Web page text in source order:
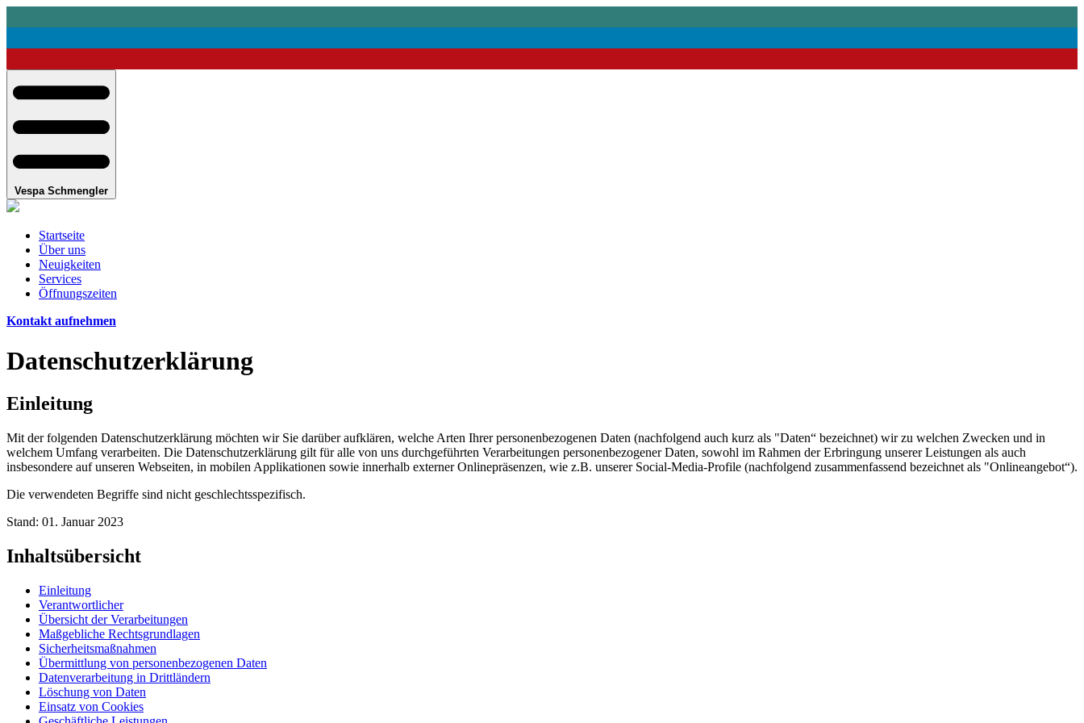
Vespa Schmengler
Startseite
Über uns
Neuigkeiten
Services
Öffnungszeiten
Kontakt aufnehmen
Datenschutzerklärung
Einleitung
Mit der folgenden Datenschutzerklärung möchten wir Sie darüber aufklären, welche Arten Ihrer personenbezogenen Daten (nachfolgend auch kurz als "Daten“ bezeichnet) wir zu welchen Zwecken und in
welchem Umfang verarbeiten. Die Datenschutzerklärung gilt für alle von uns durchgeführten Verarbeitungen personenbezogener Daten, sowohl im Rahmen der Erbringung unserer Leistungen als auch
insbesondere auf unseren Webseiten, in mobilen Applikationen sowie innerhalb externer Onlinepräsenzen, wie z.B. unserer Social-Media-Profile (nachfolgend zusammenfassend bezeichnet als "Onlineangebot“).
Die verwendeten Begriffe sind nicht geschlechtsspezifisch.
Stand: 01. Januar 2023
Inhaltsübersicht
Einleitung
Verantwortlicher
Übersicht der Verarbeitungen
Maßgebliche Rechtsgrundlagen
Sicherheitsmaßnahmen
Übermittlung von personenbezogenen Daten
Datenverarbeitung in Drittländern
Löschung von Daten
Einsatz von Cookies